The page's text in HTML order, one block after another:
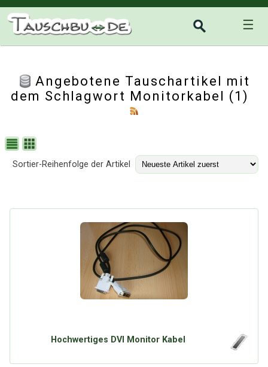
☰
Angebotene Tauschartikel mit
dem Schlagwort Monitorkabel (1)
Sortier-Reihenfolge der Artikel
Hochwertiges DVI Monitor Kabel